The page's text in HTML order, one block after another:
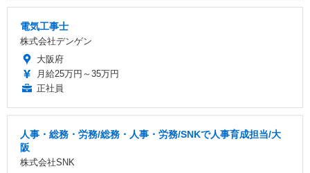
電気工事士
株式会社デンゲン
大阪府
月給25万円～35万円
正社員
人事・総務・労務/総務・人事・労務/SNKで人事育成担当/大
阪
株式会社SNK